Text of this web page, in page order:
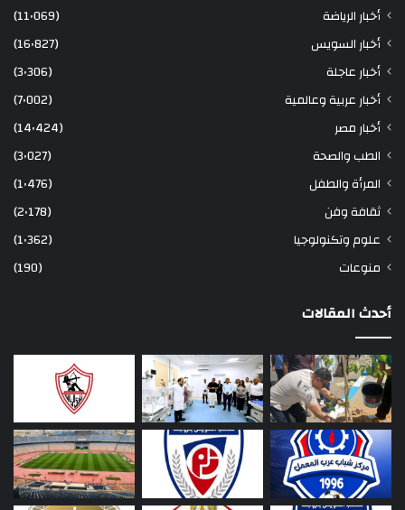
أخبار الرياضة
(11٬069)
أخبار السويس
(16٬827)
أخبار عاجلة
(3٬306)
أخبار عربية وعالمية
(7٬002)
أخبار مصر
(14٬424)
الطب والصحة
(3٬027)
المرأة والطفل
(1٬476)
ثقافة وفن
(2٬178)
علوم وتكنولوجيا
(1٬362)
منوعات
(190)
أحدث المقالات